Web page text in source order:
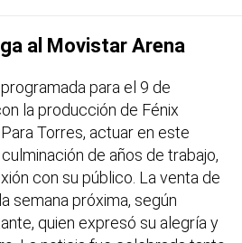
al Movistar Arena
para el 9 de
la producción de Fénix
Torres, actuar en este
de años de trabajo,
con su público. La venta de
semana próxima, según
quien expresó su alegría y